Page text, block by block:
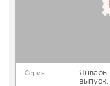
Серия
Январь
выпуск.